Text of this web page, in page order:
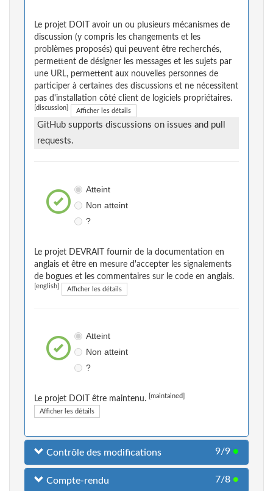
Le projet DOIT avoir un ou plusieurs mécanismes de
discussion (y compris les changements et les
problèmes proposés) qui peuvent être recherchés,
permettent de désigner les messages et les sujets par
une URL, permettent aux nouvelles personnes de
participer à certaines des discussions et ne nécessitent
pas d'installation côté client de logiciels propriétaires.
[discussion] Afficher les détails
GitHub supports discussions on issues and pull
requests.
Atteint
Non atteint
?
Le projet DEVRAIT fournir de la documentation en
anglais et être en mesure d'accepter les signalements
de bogues et les commentaires sur le code en anglais.
[english] Afficher les détails
Atteint
Non atteint
?
Le projet DOIT être maintenu. [maintained]
Afficher les détails
Contrôle des modifications 9/9 ●
Compte-rendu 7/8 ●